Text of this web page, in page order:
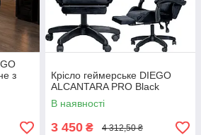
з
Крісло геймерське DIEGO
ALCANTARA PRO Black
В наявності
3 450 ₴ 4 312,50 ₴